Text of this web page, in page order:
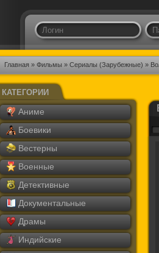
Главная» Фильмы» Сериалы (Зарубежные) »
КАТЕГОРИИ
Аниме
Боевики
Вестерны
Военные
Детективные
Документальные
Драмы
Индийские